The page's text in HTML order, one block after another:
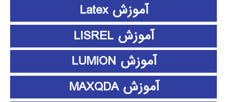
آموزش Latex
آموزش LISREL
آموزش LUMION
آموزش MAXQDA